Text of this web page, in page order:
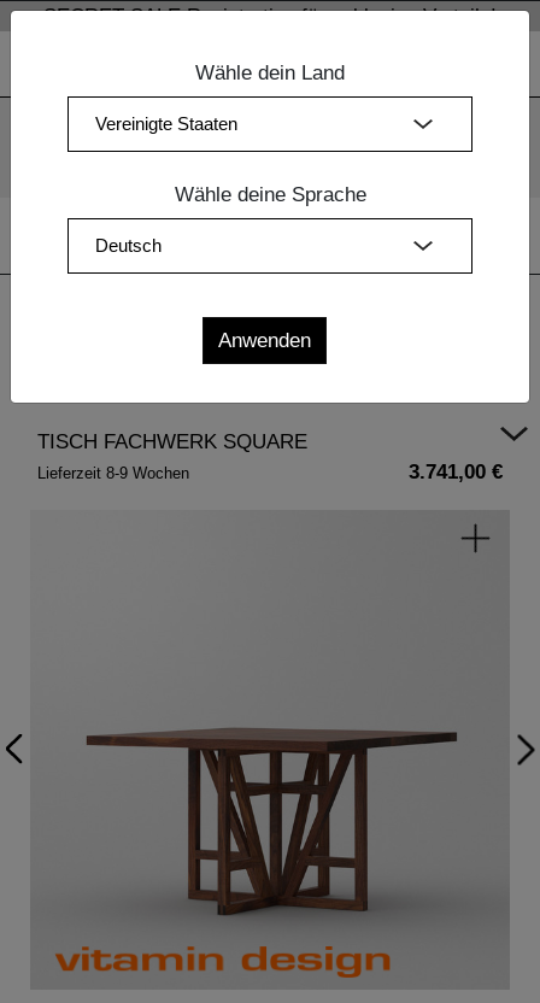
Wir verwenden Cookies. Mit der weiteren Nutzung unserer
SECRET SALE Registration für exklusive Vorteile!
| TISCH FACHWERK SQUARE
TISCH FACHWERK SQUARE
Lieferzeit 8-9 Wochen 3.741,00 €
Wähle dein Land
Wähle deine Sprache